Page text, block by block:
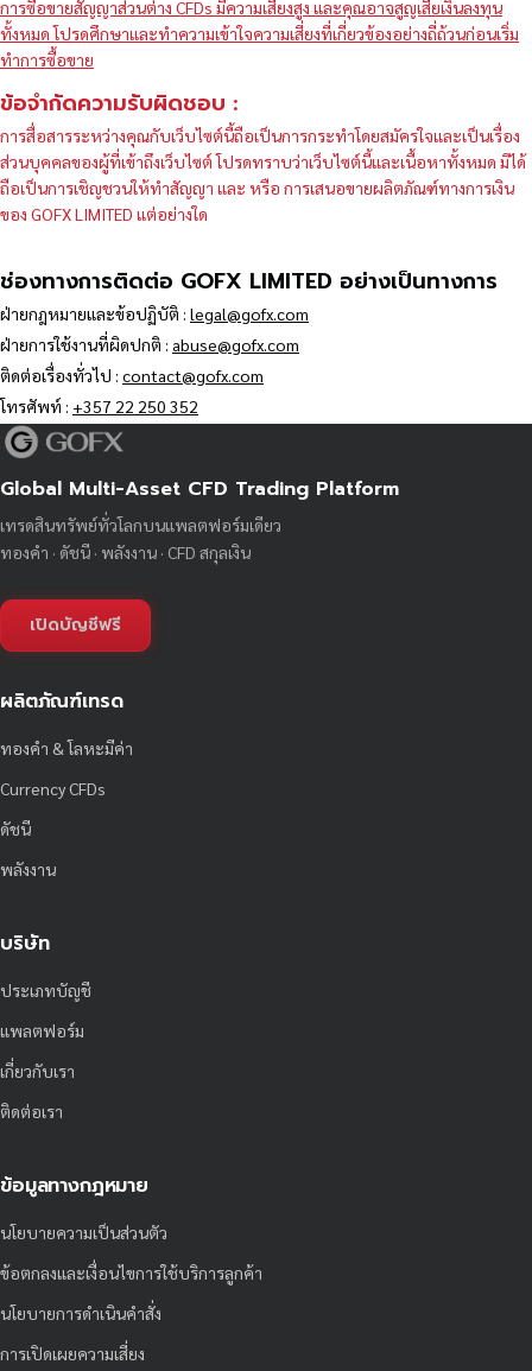
การซื้อขายสัญญาส่วนต่าง CFDs มีความเสี่ยงสูง และคุณอาจสูญเสียเงินลงทุน
ทั้งหมด โปรดศึกษาและทำความเข้าใจความเสี่ยงที่เกี่ยวข้องอย่างถี่ถ้วนก่อนเริ่ม
ทำการซื้อขาย
ข้อจำกัดความรับผิดชอบ :
การสื่อสารระหว่างคุณกับเว็บไซต์นี้ถือเป็นการกระทำโดยสมัครใจและเป็นเรื่อง
ส่วนบุคคลของผู้ที่เข้าถึงเว็บไซต์ โปรดทราบว่าเว็บไซต์นี้และเนื้อหาทั้งหมด มิได้
ถือเป็นการเชิญชวนให้ทำสัญญา และ หรือ การเสนอขายผลิตภัณฑ์ทางการเงิน
ของ GOFX LIMITED แต่อย่างใด
ช่องทางการติดต่อ GOFX LIMITED อย่างเป็นทางการ
ฝ่ายกฎหมายและข้อปฏิบัติ : legal@gofx.com
ฝ่ายการใช้งานที่ผิดปกติ : abuse@gofx.com
ติดต่อเรื่องทั่วไป : contact@gofx.com
โทรศัพท์ : +357 22 250 352
Global Multi-Asset CFD Trading Platform
เทรดสินทรัพย์ทั่วโลกบนแพลตฟอร์มเดียว
ทองคำ · ดัชนี · พลังงาน · CFD สกุลเงิน
เปิดบัญชีฟรี
ผลิตภัณฑ์เทรด
ทองคำ & โลหะมีค่า
Currency CFDs
ดัชนี
พลังงาน
บริษัท
ประเภทบัญชี
แพลตฟอร์ม
เกี่ยวกับเรา
ติดต่อเรา
ข้อมูลทางกฎหมาย
นโยบายความเป็นส่วนตัว
ข้อตกลงและเงื่อนไขการใช้บริการลูกค้า
นโยบายการดำเนินคำสั่ง
การเปิดเผยความเสี่ยง